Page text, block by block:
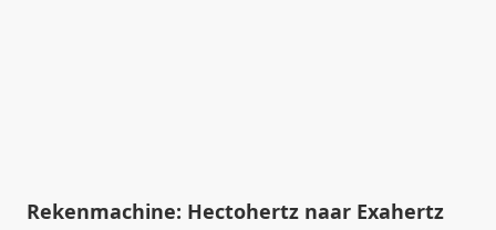
Rekenmachine: Hectohertz naar Exahertz